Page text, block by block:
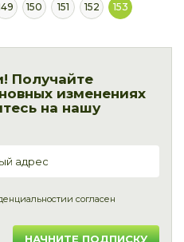
150 151 152 153
Получайте
изменениях
на нашу
и согласен
НАЧНИТЕ ПОДПИСКУ